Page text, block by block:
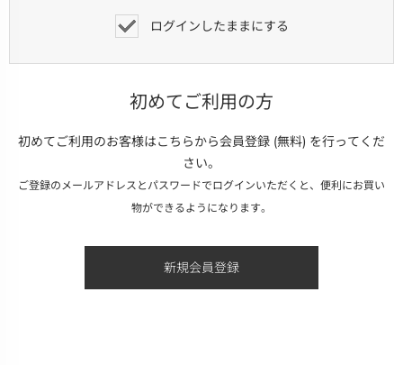
ログインしたままにする
初めてご利用の方
初めてご利用のお客様はこちらから会員登録 (無料) を行ってくだ
さい。
ご登録のメールアドレスとパスワードでログインいただくと、便利にお買い
物ができるようになります。